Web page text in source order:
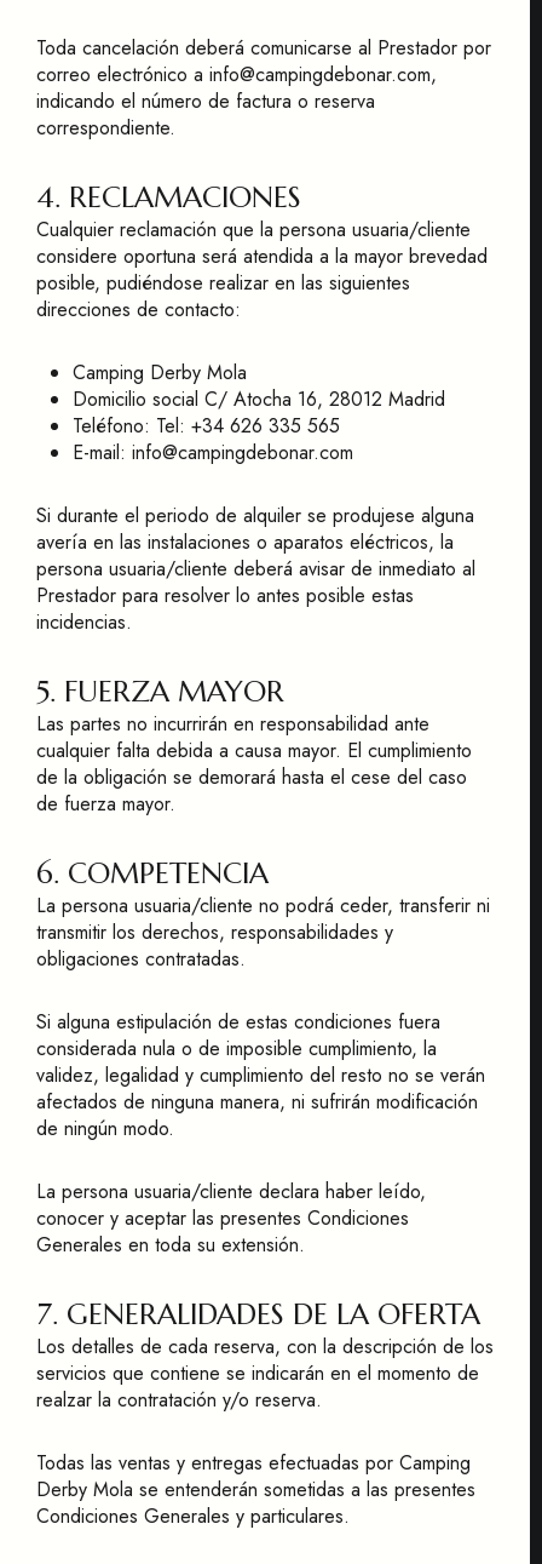
Toda cancelación deberá comunicarse al Prestador por
correo electrónico a info@campingdebonar.com,
indicando el número de factura o reserva
correspondiente.
4. RECLAMACIONES
Cualquier reclamación que la persona usuaria/cliente
considere oportuna será atendida a la mayor brevedad
posible, pudiéndose realizar en las siguientes
direcciones de contacto:
Camping Derby Mola
Domicilio social C/ Atocha 16, 28012 Madrid
Teléfono: Tel: +34 626 335 565
E-mail: info@campingdebonar.com
Si durante el periodo de alquiler se produjese alguna
avería en las instalaciones o aparatos eléctricos, la
persona usuaria/cliente deberá avisar de inmediato al
Prestador para resolver lo antes posible estas
incidencias.
5. FUERZA MAYOR
Las partes no incurrirán en responsabilidad ante
cualquier falta debida a causa mayor. El cumplimiento
de la obligación se demorará hasta el cese del caso
de fuerza mayor.
6. COMPETENCIA
La persona usuaria/cliente no podrá ceder, transferir ni
transmitir los derechos, responsabilidades y
obligaciones contratadas.
Si alguna estipulación de estas condiciones fuera
considerada nula o de imposible cumplimiento, la
validez, legalidad y cumplimiento del resto no se verán
afectados de ninguna manera, ni sufrirán modificación
de ningún modo.
La persona usuaria/cliente declara haber leído,
conocer y aceptar las presentes Condiciones
Generales en toda su extensión.
7. GENERALIDADES DE LA OFERTA
Los detalles de cada reserva, con la descripción de los
servicios que contiene se indicarán en el momento de
realzar la contratación y/o reserva.
Todas las ventas y entregas efectuadas por Camping
Derby Mola se entenderán sometidas a las presentes
Condiciones Generales y particulares.